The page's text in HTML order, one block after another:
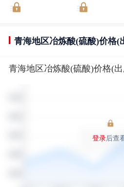
青海地区冶炼酸(硫酸)价格(
青海地区冶炼酸(硫酸)价格(
登录后查